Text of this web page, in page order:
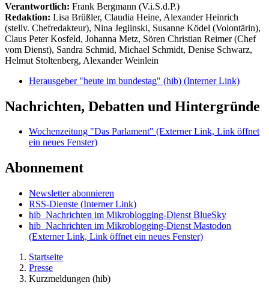
Verantwortlich: Frank Bergmann (V.i.S.d.P.)
Redaktion: Lisa Brüßler, Claudia Heine, Alexander Heinrich
(stellv. Chefredakteur), Nina Jeglinski, Susanne Ködel (Volontärin),
Claus Peter Kosfeld, Johanna Metz, Sören Christian Reimer (Chef
vom Dienst), Sandra Schmid, Michael Schmidt, Denise Schwarz,
Helmut Stoltenberg, Alexander Weinlein
Herausgeber "heute im bundestag" (hib) (Interner Link)
Nachrichten, Debatten und Hintergründe
Wochenzeitung "Das Parlament" (Externer Link, Link öffnet
ein neues Fenster)
Abonnement
Newsletter abonnieren
RSS-Dienste (Interner Link)
hib_Nachrichten im Mikroblogging-Dienst BlueSky
hib_Nachrichten im Mikroblogging-Dienst Mastodon
(Externer Link, Link öffnet ein neues Fenster)
Startseite
Presse
Kurzmeldungen (hib)